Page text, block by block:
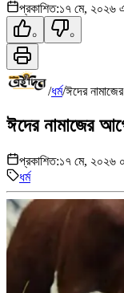
প্রকাশিত:১৭ মে, ২০২৬
০ ০
/ধর্ম/ঈদের
ঈদের নামাজের
প্রকাশিত:১৭ মে, ২০২৬
ধর্ম